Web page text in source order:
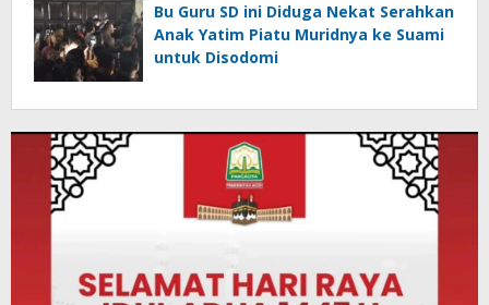
Bu Guru SD ini Diduga Nekat Serahkan
Anak Yatim Piatu Muridnya ke Suami
untuk Disodomi